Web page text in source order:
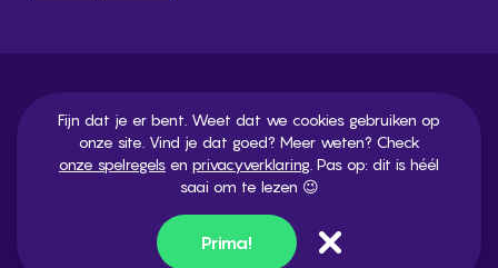
Onze spelregels
Veelgestelde vragen
Privacy statement
Alle rechten voorbehouden Pastoor 2023 - UX
Fijn dat je er bent. Weet dat we cookies gebruiken op
onze site. Vind je dat goed? Meer weten? Check
onze spelregels en privacyverklaring . Pas op: dit is héél
saai om te lezen 😉
Prima!